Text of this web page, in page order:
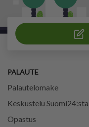
PALAUTE
Palautelomake
Keskustelu Suomi24:sta
Opastus